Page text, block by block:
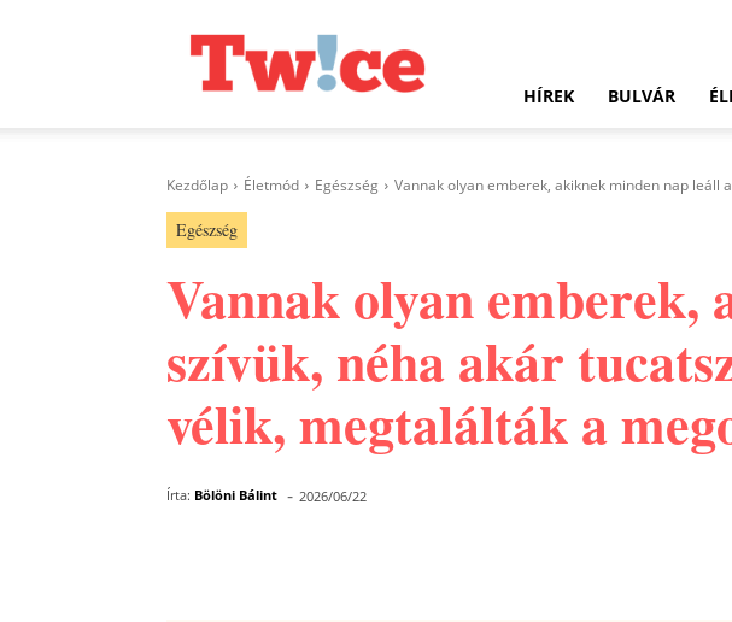
HÍREK BULVÁR
Kezdőlap Életmód Egészség Vannak olyan emberek, akiknek minden nap leáll
Egészség
Vannak olyan emberek,
szívük, néha akár
vélik, megtalálták a
Írta: Bölöni Bálint - 2026/06/22